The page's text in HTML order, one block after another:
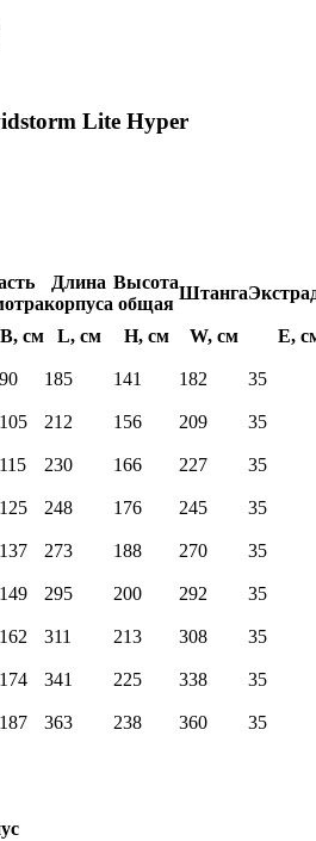
Lite Hyper
Длина
корпуса
Высота
общая
Штанга
B, см L, см H, см W, см E,
90 185 141 182 35
105 212 156 209 35
115 230 166 227 35
125 248 176 245 35
137 273 188 270 35
149 295 200 292 35
162 311 213 308 35
174 341 225 338 35
187 363 238 360 35